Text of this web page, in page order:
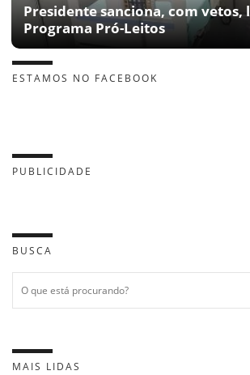
Presidente sanciona, com vetos,
Programa Pró-Leitos
ESTAMOS NO FACEBOOK
PUBLICIDADE
BUSCA
MAIS LIDAS